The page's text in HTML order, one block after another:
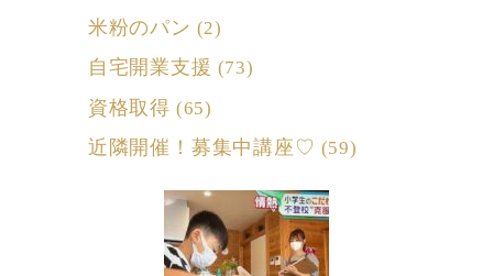
米粉のパン (2)
自宅開業支援 (73)
資格取得 (65)
近隣開催！募集中講座♡ (59)